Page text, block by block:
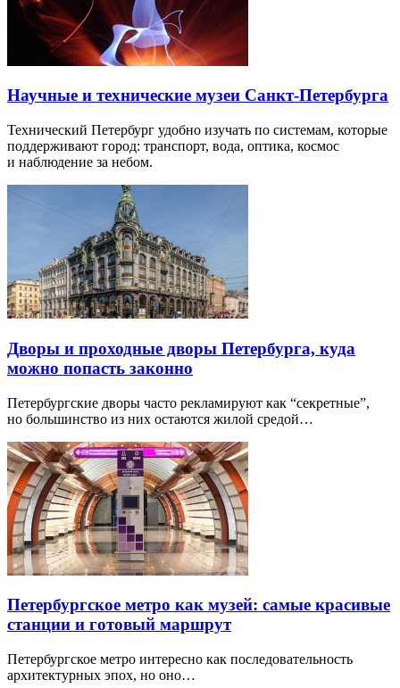
Научные и технические музеи Санкт-Петербурга
Технический Петербург удобно изучать по системам, которые
поддерживают город: транспорт, вода, оптика, космос
и наблюдение за небом.
Дворы и проходные дворы Петербурга, куда
можно попасть законно
Петербургские дворы часто рекламируют как “секретные”,
но большинство из них остаются жилой средой…
Петербургское метро как музей: самые красивые
станции и готовый маршрут
Петербургское метро интересно как последовательность
архитектурных эпох, но оно…